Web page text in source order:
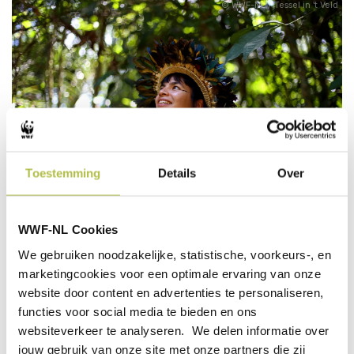
Toestemming Details Over
WWF-NL Cookies
We gebruiken noodzakelijke, statistische, voorkeurs-, en
marketingcookies voor een optimale ervaring van onze
website door content en advertenties te personaliseren,
functies voor social media te bieden en ons
websiteverkeer te analyseren. We delen informatie over
jouw gebruik van onze site met onze partners die zij
WWF-NL / Tessel in 't Veld
REGENWOUDEN
Bossenexpert Merijn bezocht de regenwouden van
Zuid-Amerika. Op zijn reis sprak hij met lokale
natuurbeschermers, die zich allemaal op hun eigen
manier inzetten voor de natuur. Lees hun
LEES MERIJNS BLOG